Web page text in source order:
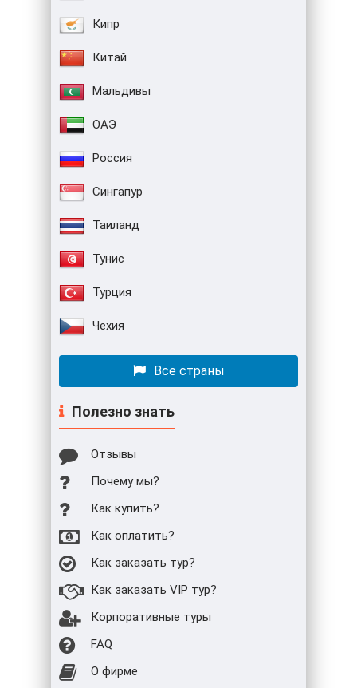
Кипр
Китай
Мальдивы
ОАЭ
Россия
Сингапур
Таиланд
Тунис
Турция
Чехия
Все страны
Полезно знать
Отзывы
Почему мы?
Как купить?
Как оплатить?
Как заказать тур?
Как заказать VIP тур?
Корпоративные туры
FAQ
О фирме